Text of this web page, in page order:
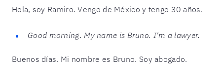
Hola, soy Ramiro. Vengo de México y tengo 30 años.
Good morning. My name is Bruno. I'm a lawyer.
Buenos días. Mi nombre es Bruno. Soy abogado.